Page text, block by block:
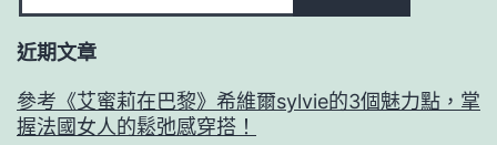
近期文章
參考《艾蜜莉在巴黎》希維爾sylvie的3個魅力點，掌
握法國女人的鬆弛感穿搭！